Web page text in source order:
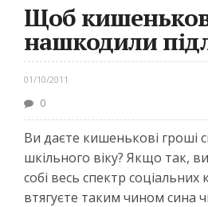
Щоб
нашкодили
01/10/2011
0
Ви даєте кишенькові гроші
шкільного віку? Якщо так,
собі весь спектр соціальних
втягуєте таким чином сина